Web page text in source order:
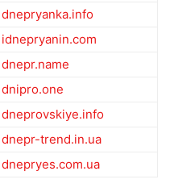
dnepryanka.info
idnepryanin.com
dnepr.name
dnipro.one
dneprovskiye.info
dnepr-trend.in.ua
dnepryes.com.ua